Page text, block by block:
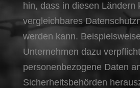
hin, dass in diesen Ländern
vergleichbares
werden kann.
Unternehmen dazu
personenbezogene Daten
Sicherheitsbehörden